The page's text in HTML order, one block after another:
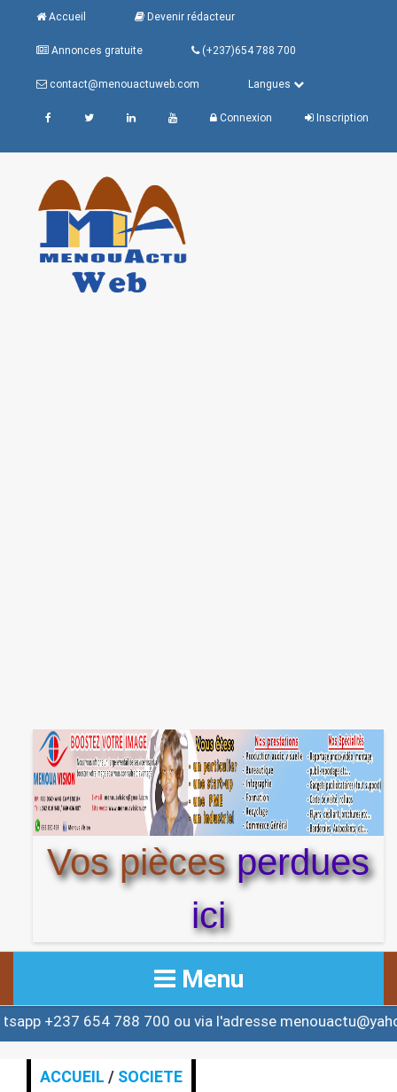
Accueil Devenir rédacteur
Annonces gratuite (+237)654 788 700
contact@menouactuweb.com Langues
Connexion Inscription
Vos piècesperdues
ici
Menu
ACCUEIL
ACTUALITE
788 700 ou via l'adresse menouactu@yahoo.com ou
ACCUEIL / SOCIETE